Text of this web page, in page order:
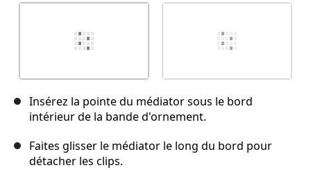
Insérez la pointe du médiator sous le bord
intérieur de la bande d'ornement.
Faites glisser le médiator le long du bord pour
détacher les clips.